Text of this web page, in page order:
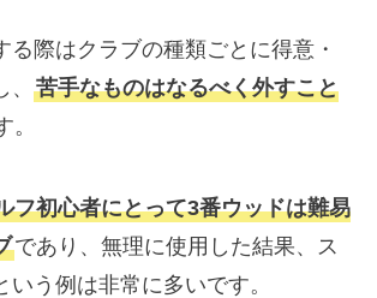
る際はクラブの種類ごとに得意・
苦手なものはなるべく外すこと
。
フ初心者にとって3番ウッドは難易
であり、無理に使用した結果、ス
いう例は非常に多いです。